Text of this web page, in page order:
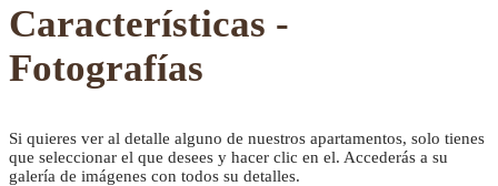
Características -
Fotografías
Si quieres ver al detalle alguno de nuestros apartamentos, solo tienes
que seleccionar el que desees y hacer clic en el. Accederás a su
galería de imágenes con todos su detalles.